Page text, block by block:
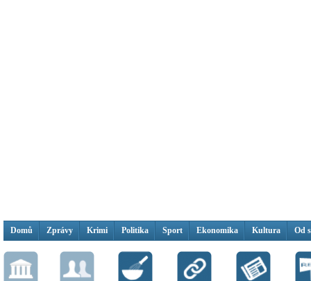
Domů Zprávy Krimi Politika Sport Ekonomika Kultura Od